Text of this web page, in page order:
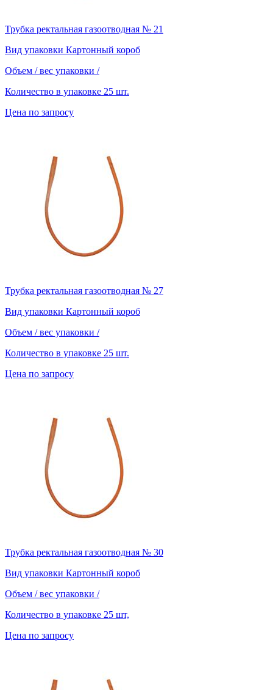
Трубка ректальная газоотводная № 21
Вид упаковки Картонный короб
Объем / вес упаковки /
Количество в упаковке 25 шт.
Цена по запросу
Трубка ректальная газоотводная № 27
Вид упаковки Картонный короб
Объем / вес упаковки /
Количество в упаковке 25 шт.
Цена по запросу
Трубка ректальная газоотводная № 30
Вид упаковки Картонный короб
Объем / вес упаковки /
Количество в упаковке 25 шт,
Цена по запросу